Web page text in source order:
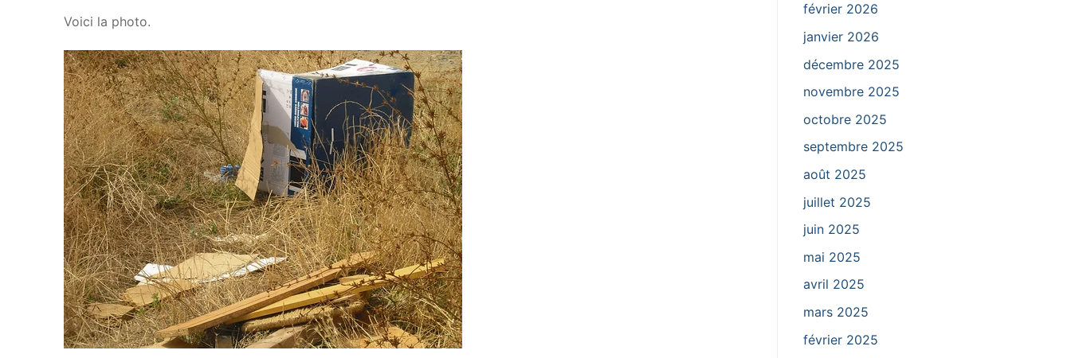
Voici la photo.
février 2026
janvier 2026
décembre 2025
novembre 2025
octobre 2025
septembre 2025
août 2025
juillet 2025
juin 2025
mai 2025
avril 2025
mars 2025
février 2025